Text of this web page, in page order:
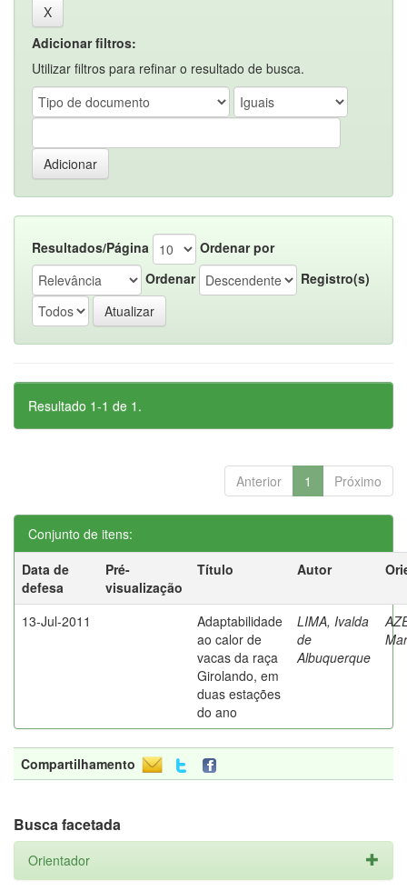
Adicionar filtros:
Utilizar filtros para refinar o resultado de busca.
Resultados/Página
Ordenar por
Ordenar
Registro(s)
Resultado 1-1 de 1.
Anterior 1 Próximo
Conjunto de itens:
Data de
defesa
Pré-
visualização
Título Autor
13-Jul-2011
Adaptabilidade
ao calor de
vacas da raça
Girolando, em
duas estações
do ano
LIMA, Ivalda
de
Albuquerque
Compartilhamento
Busca facetada
Orientador